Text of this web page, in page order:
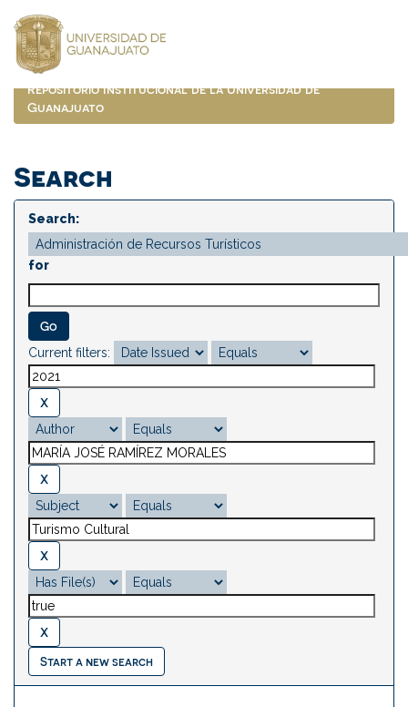
navigation
Repositorio Institucional de la Universidad de
Guanajuato
Search
Search:
for
Current filters:
Start a new search